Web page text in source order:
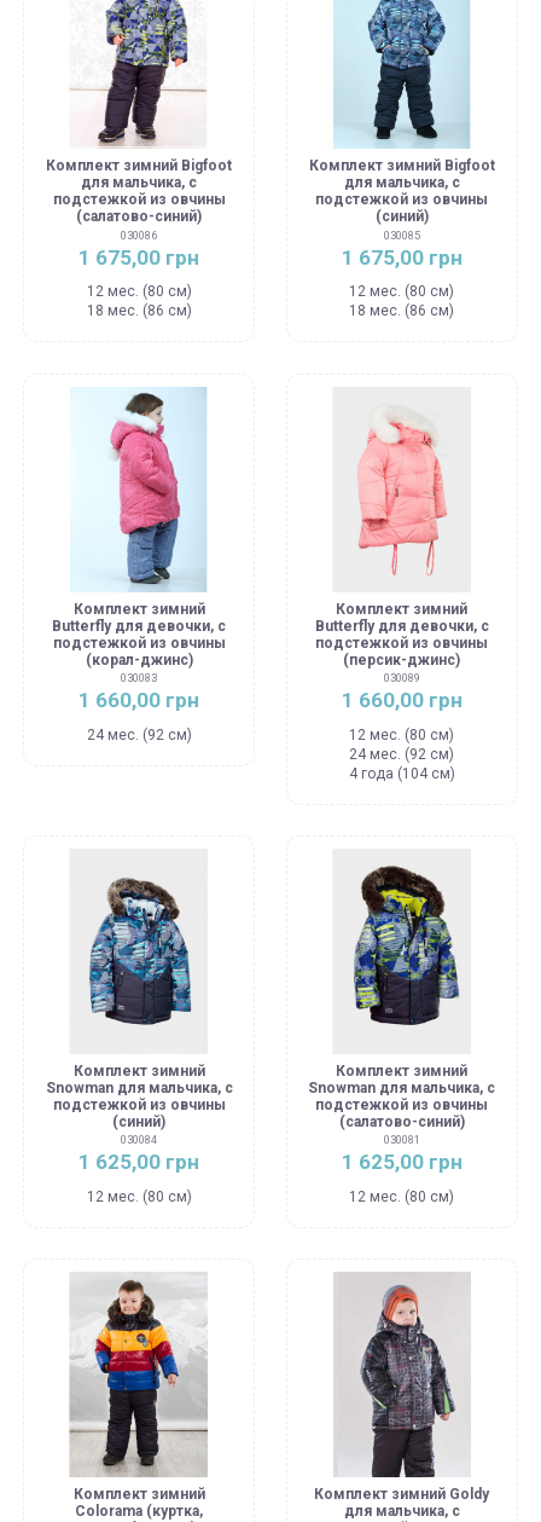
Комплект зимний Bigfoot
для мальчика, с
подстежкой из овчины
(салатово-синий)
030086
1 675,00 грн
12 мес. (80 см)
18 мес. (86 см)
Комплект зимний Bigfoot
для мальчика, с
подстежкой из овчины
(синий)
030085
1 675,00 грн
12 мес. (80 см)
18 мес. (86 см)
Комплект зимний
Butterfly для девочки, с
подстежкой из овчины
(корал-джинс)
030083
1 660,00 грн
24 мес. (92 см)
Комплект зимний
Butterfly для девочки, с
подстежкой из овчины
(персик-джинс)
030089
1 660,00 грн
12 мес. (80 см)
24 мес. (92 см)
4 года (104 см)
Комплект зимний
Snowman для мальчика, с
подстежкой из овчины
(синий)
030084
1 625,00 грн
12 мес. (80 см)
Комплект зимний
Snowman для мальчика, с
подстежкой из овчины
(салатово-синий)
030081
1 625,00 грн
12 мес. (80 см)
Комплект зимний
Colorama (куртка,
Комплект зимний Goldy
для мальчика, с